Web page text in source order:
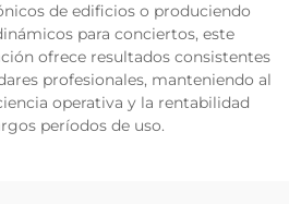
de edificios o produciendo
para conciertos, este
ofrece resultados consistentes
profesionales, manteniendo al
operativa y la rentabilidad
períodos de uso.